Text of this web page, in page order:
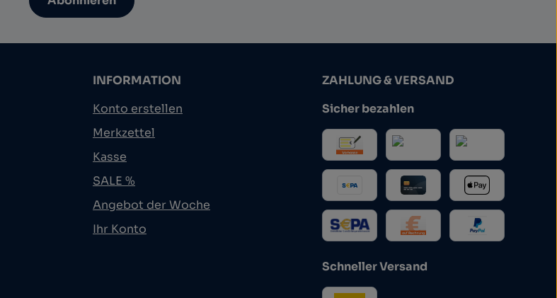
INFORMATION
Konto erstellen
Merkzettel
Kasse
SALE %
Angebot der Woche
Ihr Konto
ZAHLUNG & VERSAND
Sicher bezahlen
Schneller Versand